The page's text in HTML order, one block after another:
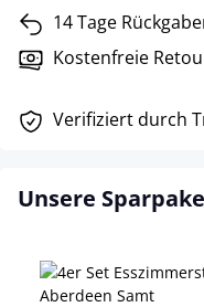
14 Tage
Kostenfreie
Verifiziert durch
Unsere